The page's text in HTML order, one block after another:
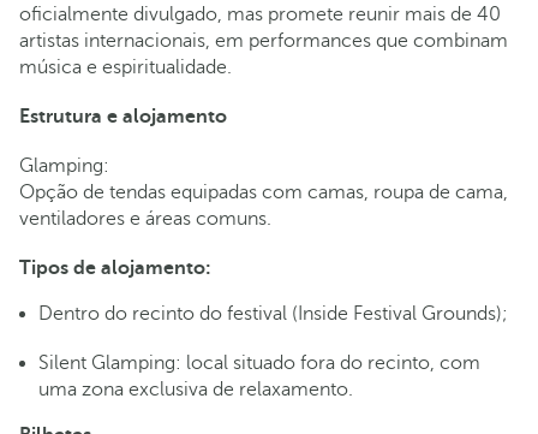
oficialmente divulgado, mas promete reunir mais de 40
artistas internacionais, em performances que combinam
música e espiritualidade.
Estrutura e alojamento
Glamping:
Opção de tendas equipadas com camas, roupa de cama,
ventiladores e áreas comuns.
Tipos de alojamento:
Dentro do recinto do festival (Inside Festival Grounds);
Silent Glamping: local situado fora do recinto, com
uma zona exclusiva de relaxamento.